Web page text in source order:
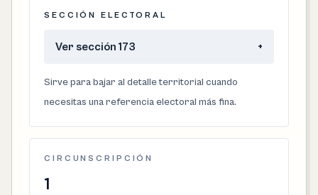
SECCIÓN ELECTORAL
Ver sección 173 +
Sirve para bajar al detalle territorial cuando
necesitas una referencia electoral más fina.
CIRCUNSCRIPCIÓN
1